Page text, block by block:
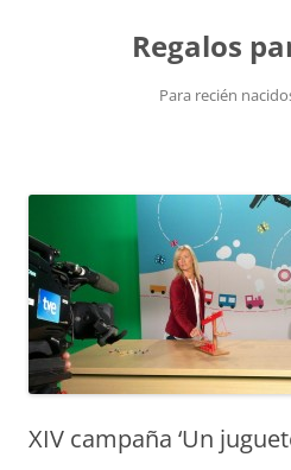
Regalos
Para recién
XIV campaña ‘Un